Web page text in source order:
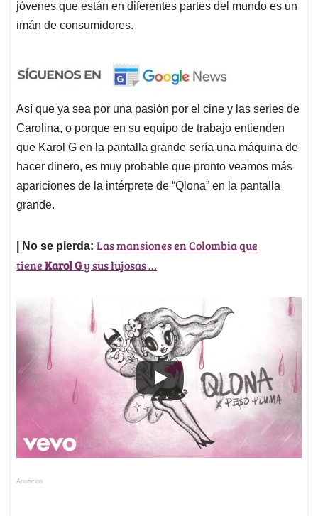
jóvenes que están en diferentes partes del mundo es un
imán de consumidores.
Así que ya sea por una pasión por el cine y las series de
Carolina, o porque en su equipo de trabajo entienden
que Karol G en la pantalla grande sería una máquina de
hacer dinero, es muy probable que pronto veamos más
apariciones de la intérprete de “Qlona” en la pantalla
grande.
| No se pierda: Las mansiones en Colombia que
tieneKarol Gy sus lujosas ...
Anuncios.